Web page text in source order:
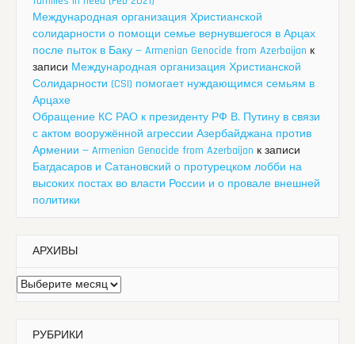
Международная организация Христианской
солидарности о помощи семье вернувшегося в Арцах
после пыток в Баку — Armenian Genocide from Azerbaijan к
записи Международная организация Христианской
Солидарности (CSI) помогает нуждающимся семьям в
Арцахе
Обращение КС РАО к президенту РФ В. Путину в связи
с актом вооружённой агрессии Азербайджана против
Армении — Armenian Genocide from Azerbaijan к записи
Багдасаров и Сатановский о протурецком лобби на
высоких постах во власти России и о провале внешней
политики
АРХИВЫ
Архивы
РУБРИКИ